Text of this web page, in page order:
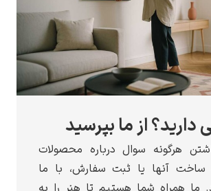
دارید؟ از ما بپرسید
هرگونه سوال درباره محصولات
ساخت آنها یا ثبت سفارش، با ما